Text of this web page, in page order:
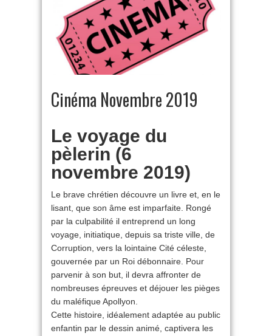
Cinéma Novembre 2019
Le voyage du
pèlerin (6
novembre 2019)
Le brave chrétien découvre un livre et, en le
lisant, que son âme est imparfaite. Rongé
par la culpabilité il entreprend un long
voyage, initiatique, depuis sa triste ville, de
Corruption, vers la lointaine Cité céleste,
gouvernée par un Roi débonnaire. Pour
parvenir à son but, il devra affronter de
nombreuses épreuves et déjouer les pièges
du maléfique Apollyon.
Cette histoire, idéalement adaptée au public
enfantin par le dessin animé, captivera les